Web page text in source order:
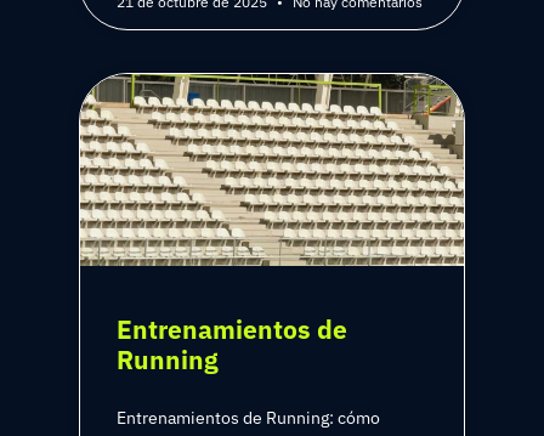
Entrenamientos de
Running
Entrenamientos de Running: cómo